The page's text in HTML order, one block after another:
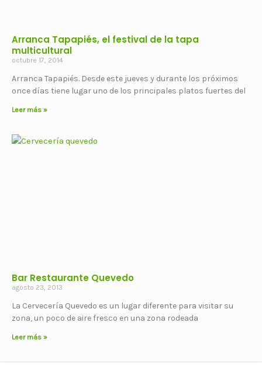
Arranca Tapapiés, el festival de la tapa
multicultural
octubre 17, 2014
Arranca Tapapiés. Desde este jueves y durante los próximos
once días tiene lugar uno de los principales platos fuertes del
Leer más »
Bar Restaurante Quevedo
agosto 23, 2013
La Cervecería Quevedo es un lugar diferente para visitar su
zona, un poco de aire fresco en una zona rodeada
Leer más »